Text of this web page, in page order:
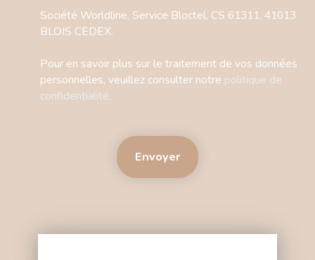
Société Worldline, Service Bloctel, CS 61311, 41013
BLOIS CEDEX.
Pour en savoir plus sur le traitement de vos données
personnelles, veuillez consulter notre politique de
confidentialité.
Envoyer